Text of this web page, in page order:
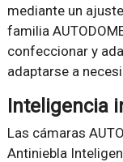
mediante un
familia
confeccionar y
adaptarse a
Inteligencia
Las cámaras
Antiniebla